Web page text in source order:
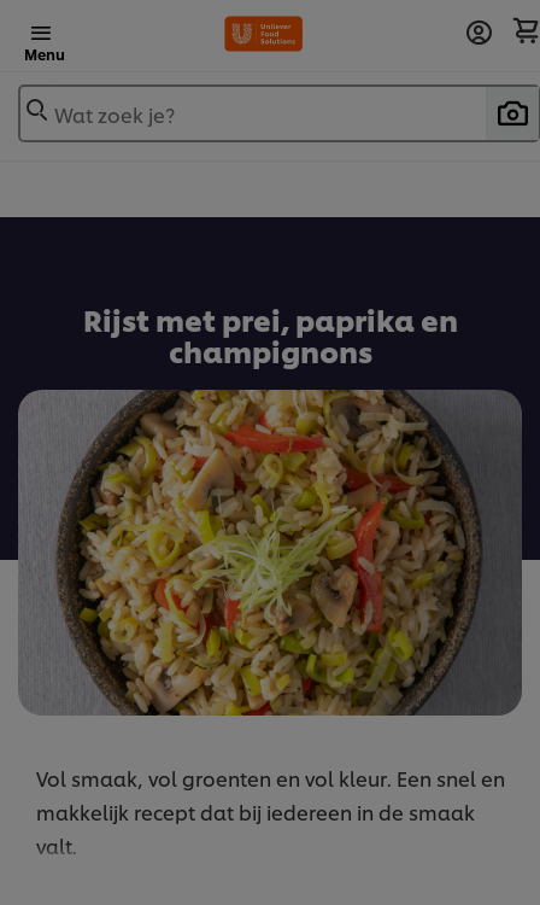
Menu
Wat zoek je?
Rijst met prei, paprika en
champignons
Vol smaak, vol groenten en vol kleur. Een snel en
makkelijk recept dat bij iedereen in de smaak
valt.